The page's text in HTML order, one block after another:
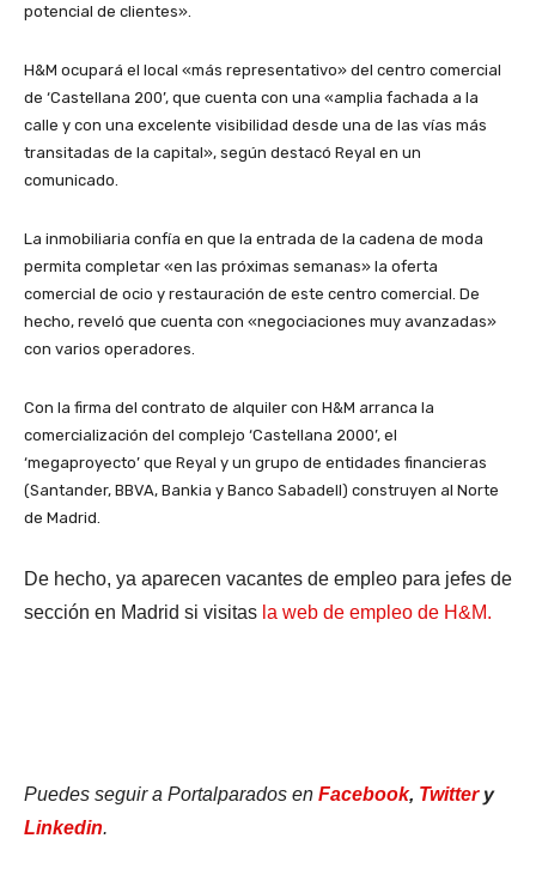
potencial de clientes».
H&M ocupará el local «más representativo» del centro comercial
de ‘Castellana 200’, que cuenta con una «amplia fachada a la
calle y con una excelente visibilidad desde una de las vías más
transitadas de la capital», según destacó Reyal en un
comunicado.
La inmobiliaria confía en que la entrada de la cadena de moda
permita completar «en las próximas semanas» la oferta
comercial de ocio y restauración de este centro comercial. De
hecho, reveló que cuenta con «negociaciones muy avanzadas»
con varios operadores.
Con la firma del contrato de alquiler con H&M arranca la
comercialización del complejo ‘Castellana 2000’, el
‘megaproyecto’ que Reyal y un grupo de entidades financieras
(Santander, BBVA, Bankia y Banco Sabadell) construyen al Norte
de Madrid.
De hecho, ya aparecen vacantes de empleo para jefes de
sección en Madrid si visitas la web de empleo de H&M.
Puedes seguir a Portalparados en Facebook, Twittery
Linkedin.